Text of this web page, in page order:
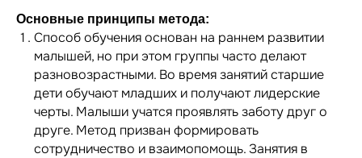
Основные принципы метода:
Способ обучения основан на раннем развитии
малышей, но при этом группы часто делают
разновозрастными. Во время занятий старшие
дети обучают младших и получают лидерские
черты. Малыши учатся проявлять заботу друг о
друге. Метод призван формировать
сотрудничество и взаимопомощь. Занятия в